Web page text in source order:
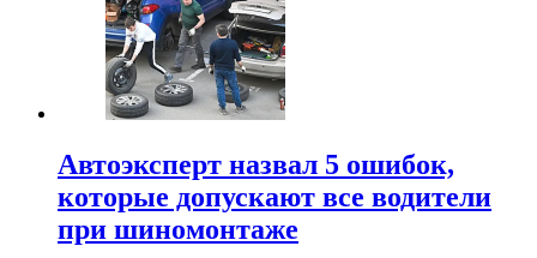
Автоэксперт назвал 5 ошибок,
которые допускают все водители
при шиномонтаже